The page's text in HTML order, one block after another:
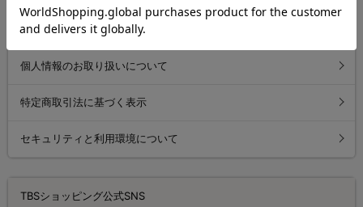
お問い合わせ
個人情報のお取り扱いについて
特定商取引法に基づく表示
セキュリティと利用環境について
TBSショッピング公式SNS